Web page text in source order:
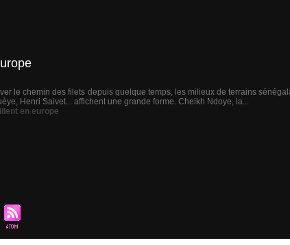
le chemin des filets depuis quelque temps, les milieux de terrains
Henri Saivet... affichent une grande forme. Cheikh Ndoye, la...
en europe